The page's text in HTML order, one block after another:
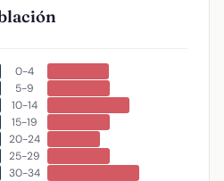
0-4
5-9
10-14
15-19
20-24
25-29
30-34